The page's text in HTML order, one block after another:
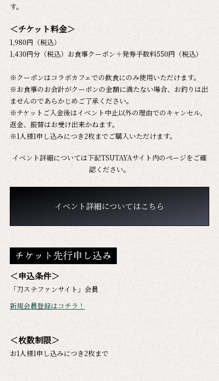
す。
＜チケット料金＞
1,980円（税込）
1,430円分（税込）お食事クーポン＋発券手数料550円（税込）
※クーポンはコラボカフェでの飲食にのみ使用いただけます。
※お食事のお会計がクーポンの金額に満たない場合、お釣りは出
ませんのであらかじめご了承ください。
※チケットご入金後はイベント中止以外の理由でのキャンセル、
返金、振替はお受け出来かねます。
※1人様1申し込みにつき2枚までご購入いただけます。
イベント詳細については下記TSUTAYAサイト内のページをご確
認ください。
イベント詳細についてはこちら
チケット先行申し込み
＜申込条件＞
「刀ステファンサイト」会員
新規会員登録はコチラ！
＜枚数制限＞
お1人様1申し込みにつき2枚まで